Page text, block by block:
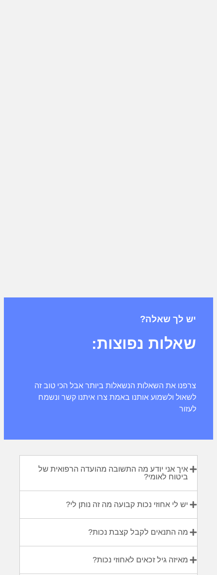
יש לך שאלה?
שאלות נפוצות:
צרפנו את השאלות הנשאלות ביותר אבל הכי טוב זה
לשאול ולשמוע אותנו באמת צרו איתנו קשר ונשמח
לעזור
איך אני יודע מה התשובה מהועדה הרפואית של
ביטוח לאומי?
יש לי אחוזי נכות קבועה מה זה נותן לי?
מה התנאים לקבל קצבת נכות?
מאיזה גיל זכאים לאחוזי נכות?